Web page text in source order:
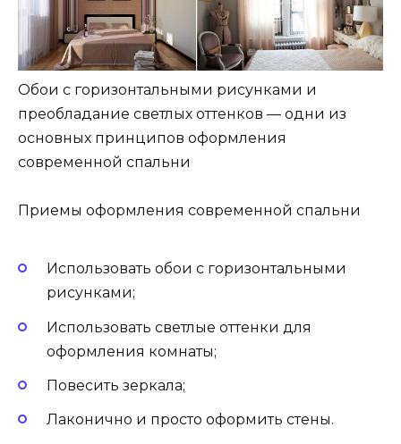
Обои с горизонтальными рисунками и
преобладание светлых оттенков — одни из
основных принципов оформления
современной спальни
Приемы оформления современной спальни
Использовать обои с горизонтальными
рисунками;
Использовать светлые оттенки для
оформления комнаты;
Повесить зеркала;
Лаконично и просто оформить стены.